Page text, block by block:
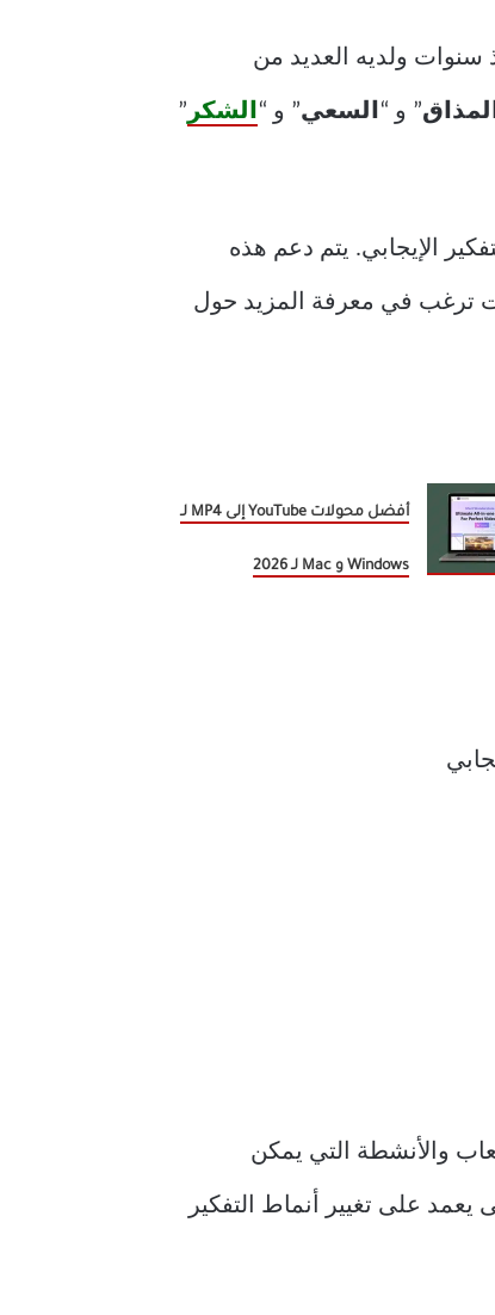
سنوات ولديه العديد من
” و “السعي” و “الشكر ”
الإيجابي. يتم دعم هذه
ترغب في معرفة المزيد حول
أفضل محولات YouTube إلى MP4 لـ
Windows و Mac لـ 2026
والأنشطة التي يمكن
على تغيير أنماط التفكير